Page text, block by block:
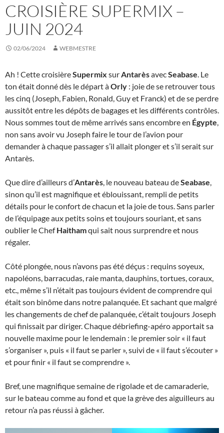
CROISIÈRE SUPERMIX –
JUIN 2024
02/06/2024 WEBMESTRE
Ah ! Cette croisièreSupermix surAntarèsavecSeabase. Le
ton était donné dès le départ àOrly : joie de se retrouver tous
les cinq (Joseph, Fabien, Ronald, Guy et Franck) et de se perdre
aussitôt entre les dépôts de bagages et les différents contrôles.
Nous sommes tout de même arrivés sans encombre en Égypte,
non sans avoir vu Joseph faire le tour de l’avion pour
demander à chaque passager s’il allait plonger et s’il serait sur
Antarès.
Que dire d’ailleurs d’Antarès, le nouveau bateau deSeabase,
sinon qu’il est magnifique et éblouissant, rempli de petits
détails pour le confort de chacun et la joie de tous. Sans parler
de l’équipage aux petits soins et toujours souriant, et sans
oublier le ChefHaithamqui sait nous surprendre et nous
régaler.
Côté plongée, nous n’avons pas été déçus : requins soyeux,
napoléons, barracudas, raie manta, dauphins, tortues, coraux,
etc., même s’il n’était pas toujours évident de comprendre qui
était son binôme dans notre palanquée. Et sachant que malgré
les changements de chef de palanquée, c’était toujours Joseph
qui finissait par diriger. Chaque débriefing-apéro apportait sa
nouvelle maxime pour le lendemain : le premier soir « il faut
s’organiser », puis « il faut se parler », suivi de « il faut s’écouter »
et pour finir « il faut se comprendre ».
Bref, une magnifique semaine de rigolade et de camaraderie,
sur le bateau comme au fond et que la grève des aiguilleurs au
retour n’a pas réussi à gâcher.